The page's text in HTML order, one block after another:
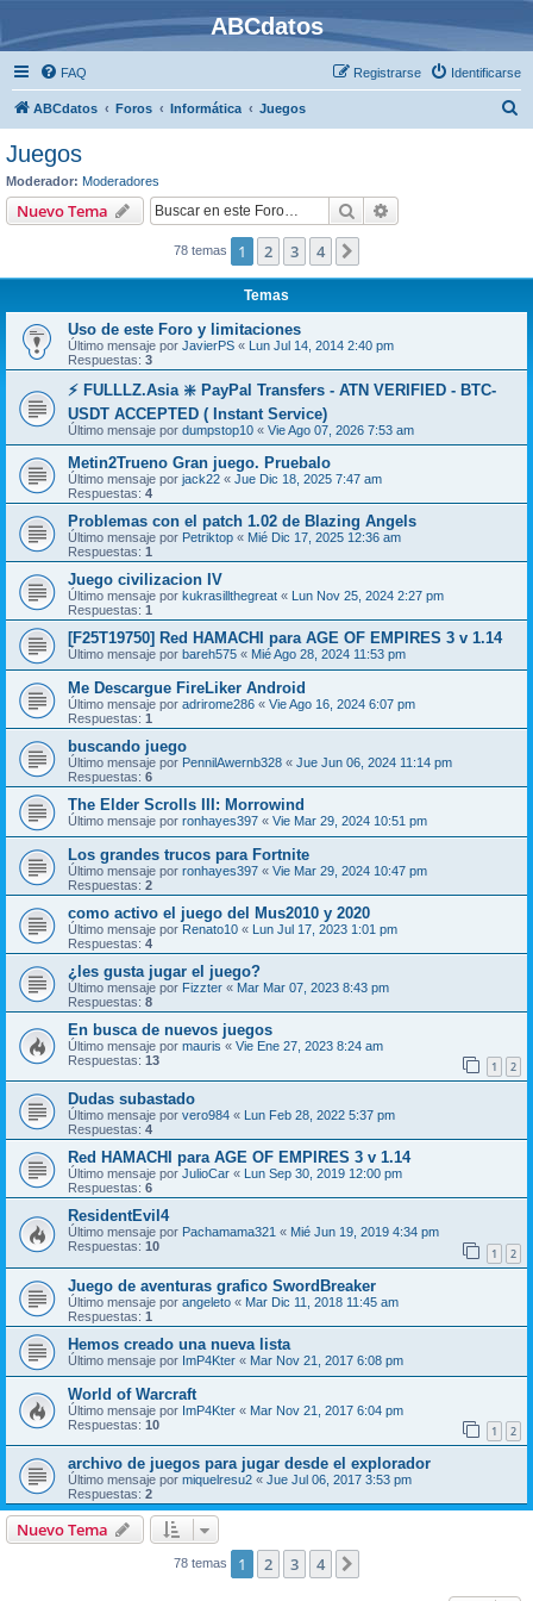
ABCdatos
FAQ Identificarse
Registrarse
ABCdatos Foros Informática Juegos
Juegos
Moderador: Moderadores
Nuevo Tema Buscar
78 temas 1 2 3 4
Temas
Uso de este Foro y limitaciones
Último mensaje por JavierPS « Lun Jul 14, 2014 2:40 pm
Respuestas: 3
⚡ FULLLZ.Asia ❇️ PayPal Transfers - ATN VERIFIED - BTC-
USDT ACCEPTED ( Instant Service)
Último mensaje por dumpstop10 « Vie Ago 07, 2026 7:53 am
Metin2Trueno Gran juego. Pruebalo
Último mensaje por jack22 « Jue Dic 18, 2025 7:47 am
Respuestas: 4
Problemas con el patch 1.02 de Blazing Angels
Último mensaje por Petriktop « Mié Dic 17, 2025 12:36 am
Respuestas: 1
Juego civilizacion IV
Último mensaje por kukrasillthegreat « Lun Nov 25, 2024 2:27 pm
Respuestas: 1
[F25T19750] Red HAMACHI para AGE OF EMPIRES 3 v 1.14
Último mensaje por bareh575 « Mié Ago 28, 2024 11:53 pm
Me Descargue FireLiker Android
Último mensaje por adrirome286 « Vie Ago 16, 2024 6:07 pm
Respuestas: 1
buscando juego
Último mensaje por PennilAwernb328 « Jue Jun 06, 2024 11:14 pm
Respuestas: 6
The Elder Scrolls III: Morrowind
Último mensaje por ronhayes397 « Vie Mar 29, 2024 10:51 pm
Los grandes trucos para Fortnite
Último mensaje por ronhayes397 « Vie Mar 29, 2024 10:47 pm
Respuestas: 2
como activo el juego del Mus2010 y 2020
Último mensaje por Renato10 « Lun Jul 17, 2023 1:01 pm
Respuestas: 4
¿les gusta jugar el juego?
Último mensaje por Fizzter « Mar Mar 07, 2023 8:43 pm
Respuestas: 8
En busca de nuevos juegos
Último mensaje por mauris « Vie Ene 27, 2023 8:24 am
Respuestas: 13 1 2
Dudas subastado
Último mensaje por vero984 « Lun Feb 28, 2022 5:37 pm
Respuestas: 4
Red HAMACHI para AGE OF EMPIRES 3 v 1.14
Último mensaje por JulioCar « Lun Sep 30, 2019 12:00 pm
Respuestas: 6
ResidentEvil4
Último mensaje por Pachamama321 « Mié Jun 19, 2019 4:34 pm
Respuestas: 10 1 2
Juego de aventuras grafico SwordBreaker
Último mensaje por angeleto « Mar Dic 11, 2018 11:45 am
Respuestas: 1
Hemos creado una nueva lista
Último mensaje por ImP4Kter « Mar Nov 21, 2017 6:08 pm
World of Warcraft
Último mensaje por ImP4Kter « Mar Nov 21, 2017 6:04 pm
Respuestas: 10 1 2
archivo de juegos para jugar desde el explorador
Último mensaje por miquelresu2 « Jue Jul 06, 2017 3:53 pm
Respuestas: 2
Nuevo Tema
78 temas 1 2 3 4